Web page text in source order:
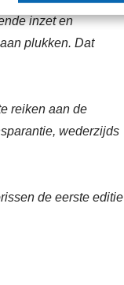
inzet en
plukken. Dat
reiken aan de
wederzijds
de eerste editie